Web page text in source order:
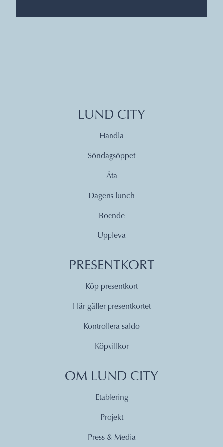
LUND CITY
Handla
Söndagsöppet
Äta
Dagens lunch
Boende
Uppleva
PRESENTKORT
Köp presentkort
Här gäller presentkortet
Kontrollera saldo
Köpvillkor
OM LUND CITY
Etablering
Projekt
Press & Media